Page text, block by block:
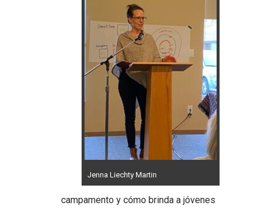
Jenna Liechty Martin
campamento y cómo brinda a jóvenes